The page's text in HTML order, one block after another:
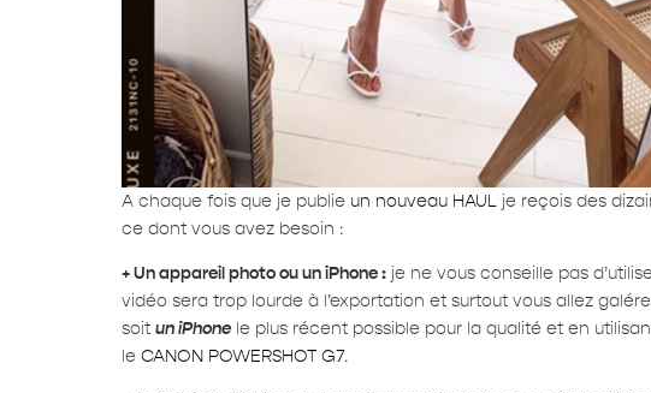
A chaque fois que je publie un nouveau HAULje reçois des
ce dont vous avez besoin :
+ Un appareil photo ou un iPhone :je ne vous conseille pas
vidéo sera trop lourde à l’exportation et surtout vous allez
soit un iPhonele plus récent possible pour la qualité et en
le CANON POWERSHOT G7.